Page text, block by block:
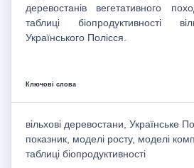
деревостанів вегетативного
таблиці біопродуктивності
Українського Полісся.
Ключові слова
вільхові деревостани, Українське
показник, моделі росту, моделі
таблиці біопродуктивності